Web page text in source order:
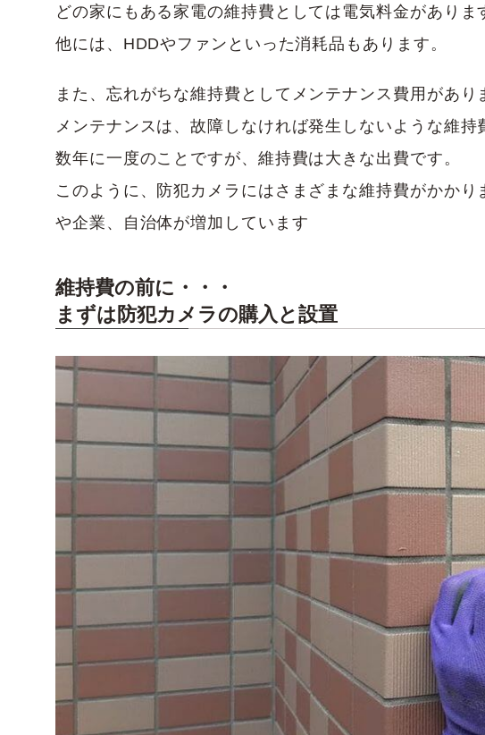
どの家にもある家電の維持費としては電気料金があり
他には、HDDやファンといった消耗品もあります。
また、忘れがちな維持費としてメンテナンス費用があり
メンテナンスは、故障しなければ発生しないような維
数年に一度のことですが、維持費は大きな出費です。
このように、防犯カメラにはさまざまな維持費がかか
や企業、自治体が増加しています
維持費の前に・・・
まずは防犯カメラの購入と設置